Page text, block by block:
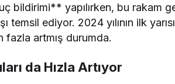
bildirimi** yapılırken, bu rakam
temsil ediyor. 2024 yılının ilk
fazla artmış durumda.
da Hızla Artıyor